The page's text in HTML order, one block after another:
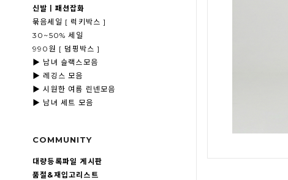
신발ㅣ패션잡화
묶음세일 [ 럭키박스 ]
30~50% 세일
990원 [ 덤핑박스 ]
▶ 남녀 슬랙스모음
▶ 레깅스 모음
▶ 시원한 여름 린넨모음
▶ 남녀 세트 모음
COMMUNITY
대량등록파일 게시판
품절&재입고리스트